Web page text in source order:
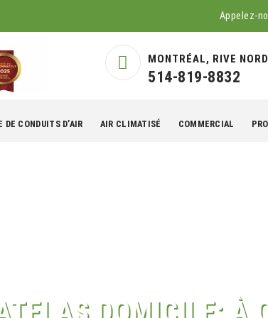
Appelez-
MONTRÉAL, RIVE
514-819-8832
DE CONDUITS D’AIR AIR CLIMATISÉ COMMERCIAL